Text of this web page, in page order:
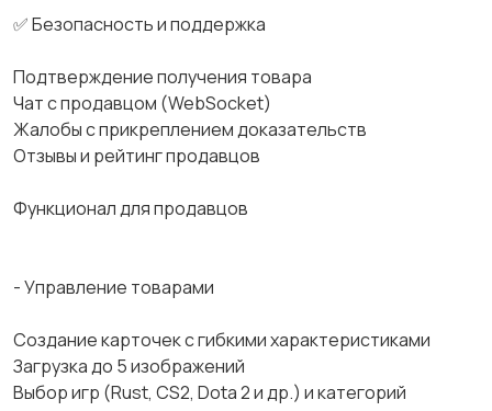
✅ Безопасность и поддержка
Подтверждение получения товара
Чат с продавцом (WebSocket)
Жалобы с прикреплением доказательств
Отзывы и рейтинг продавцов
Функционал для продавцов
- Управление товарами
Создание карточек с гибкими характеристиками
Загрузка до 5 изображений
Выбор игр (Rust, CS2, Dota 2 и др.) и категорий